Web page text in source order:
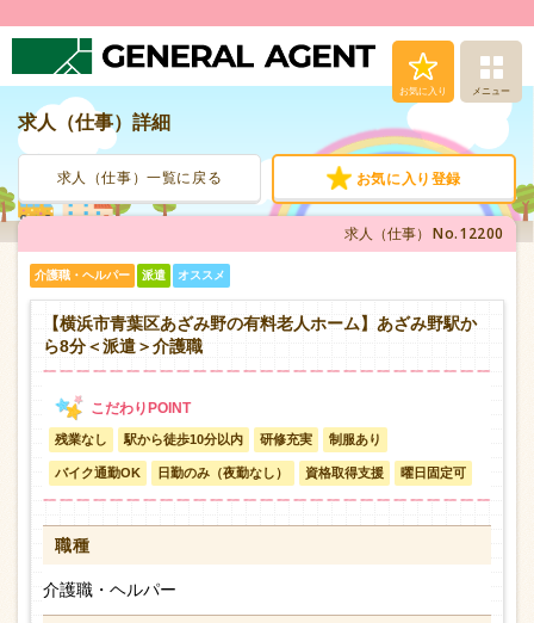
お気に入り メニュー
人材派遣サービス
転職支援サービス
登録から就業まで
お問い合わせ
求人（仕事）詳細
求人（仕事）一覧に戻る お気に入り登録
求人（仕事） No.12200
介護職・ヘルパー 派遣 オススメ
【横浜市青葉区あざみ野の有料老人ホーム】あざみ野駅か
ら8分＜派遣＞介護職
残業なし 駅から徒歩10分以内 研修充実 制服あり
バイク通勤OK 日勤のみ（夜勤なし） 資格取得支援 曜日固定可
職種
介護職・ヘルパー